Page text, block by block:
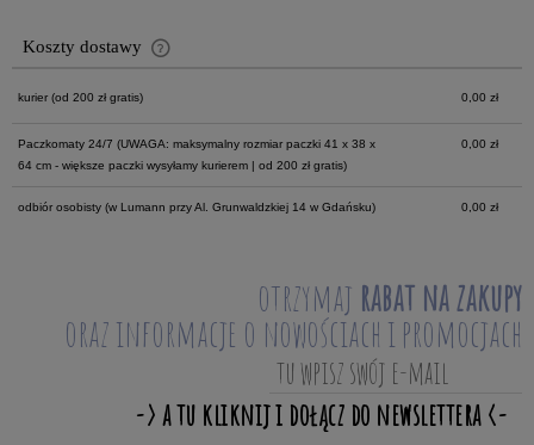
Koszty dostawy
Cena nie zawiera ewentualnych kosztów płatności
kurier (od 200 zł gratis) 0,00 zł
Paczkomaty 24/7 (UWAGA: maksymalny rozmiar paczki 41 x 38 x
64 cm - większe paczki wysyłamy kurierem | od 200 zł gratis)
0,00 zł
odbiór osobisty (w Lumann przy Al. Grunwaldzkiej 14 w Gdańsku) 0,00 zł
otrzymaj rabat na zakupy
oraz informacje o nowościach i promocjach